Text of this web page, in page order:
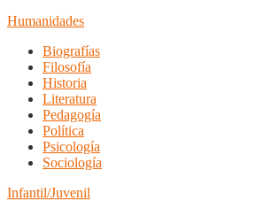
Humanidades
Biografías
Filosofía
Historia
Literatura
Pedagogía
Política
Psicología
Sociología
Infantil/Juvenil